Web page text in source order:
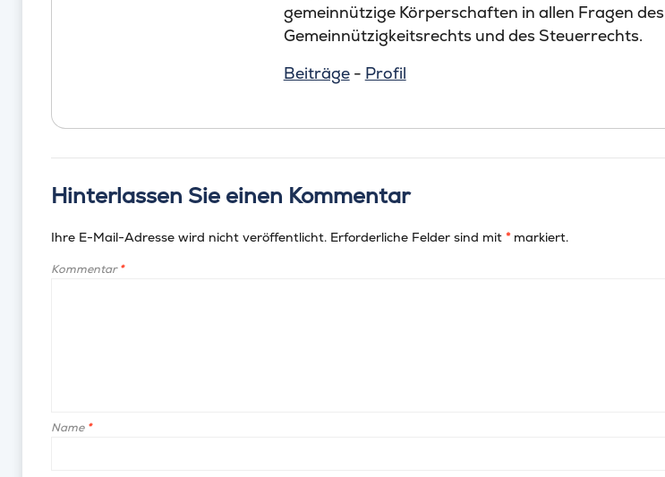
gemeinnützige Körperschaften in allen Fragen des
Gemeinnützigkeitsrechts und des Steuerrechts.
Beiträge- Profil
Hinterlassen Sie einen Kommentar
Ihre E-Mail-Adresse wird nicht veröffentlicht. Erforderliche Felder sind mit *markiert.
Kommentar*
Name *